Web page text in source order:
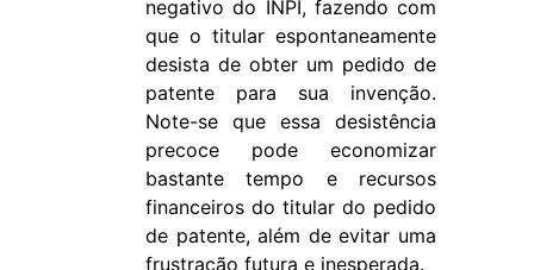
negativo do INPI, fazendo com
que o titular espontaneamente
desista de obter um pedido de
patente para sua invenção.
Note-se que essa desistência
precoce pode economizar
bastante tempo e recursos
financeiros do titular do pedido
de patente, além de evitar uma
frustração futura e inesperada.